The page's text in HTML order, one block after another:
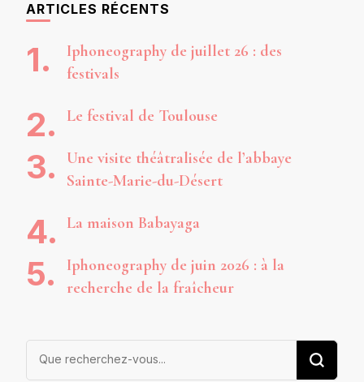
ARTICLES RÉCENTS
Iphoneography de juillet 26 : des
festivals
Le festival de Toulouse
Une visite théâtralisée de l’abbaye
Sainte-Marie-du-Désert
La maison Babayaga
Iphoneography de juin 2026 : à la
recherche de la fraîcheur
Vous